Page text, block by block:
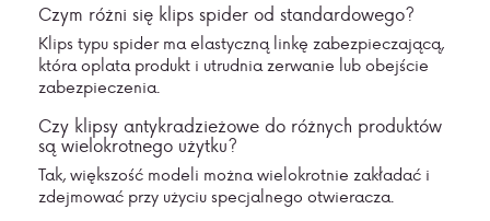
Czym różni się klips spider od standardowego?
Klips typu spider ma elastyczną linkę zabezpieczającą,
która oplata produkt i utrudnia zerwanie lub obejście
zabezpieczenia.
Czy klipsy antykradzieżowe do różnych produktów
są wielokrotnego użytku?
Tak, większość modeli można wielokrotnie zakładać i
zdejmować przy użyciu specjalnego otwieracza.